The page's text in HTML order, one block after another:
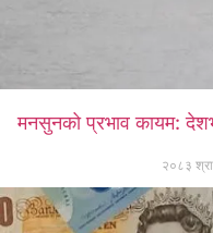
मनसुनको प्रभाव कायम:
२०८३